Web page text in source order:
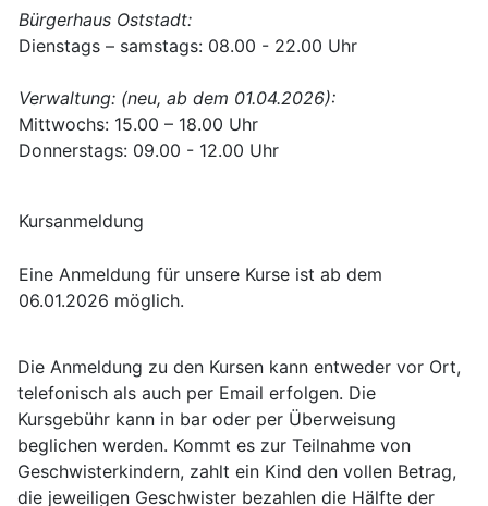
Bürgerhaus Oststadt:
Dienstags – samstags: 08.00 - 22.00 Uhr
Verwaltung: (neu, ab dem 01.04.2026):
Mittwochs: 15.00 – 18.00 Uhr
Donnerstags: 09.00 - 12.00 Uhr
Kursanmeldung
Eine Anmeldung für unsere Kurse ist ab dem
06.01.2026 möglich.
Die Anmeldung zu den Kursen kann entweder vor Ort,
telefonisch als auch per Email erfolgen. Die
Kursgebühr kann in bar oder per Überweisung
beglichen werden. Kommt es zur Teilnahme von
Geschwisterkindern, zahlt ein Kind den vollen Betrag,
die jeweiligen Geschwister bezahlen die Hälfte der